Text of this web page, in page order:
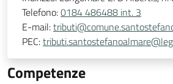
Telefono:0184 486488 int. 3
E-mail:
PEC:
Competenze